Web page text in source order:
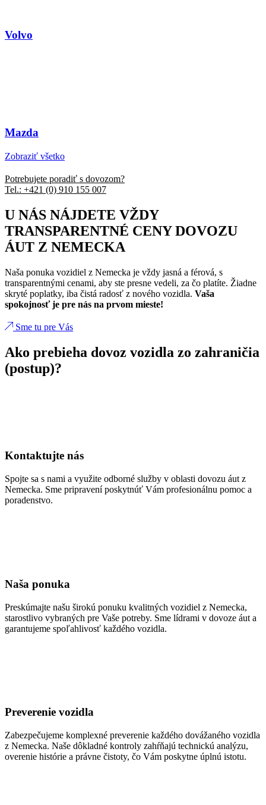
Volvo
Mazda
Zobraziť všetko
Potrebujete poradiť s dovozom?
Tel.: +421 (0) 910 155 007
U NÁS NÁJDETE VŽDY
TRANSPARENTNÉ CENY DOVOZU
ÁUT Z NEMECKA
Naša ponuka vozidiel z Nemecka je vždy jasná a férová, s
transparentnými cenami, aby ste presne vedeli, za čo platíte. Žiadne
skryté poplatky, iba čistá radosť z nového vozidla. Vaša
spokojnosť je pre nás na prvom mieste!
Sme tu pre Vás
Ako prebieha dovoz vozidla zo zahraničia
(postup)?
Kontaktujte nás
Spojte sa s nami a využite odborné služby v oblasti dovozu áut z
Nemecka. Sme pripravení poskytnúť Vám profesionálnu pomoc a
poradenstvo.
Naša ponuka
Preskúmajte našu širokú ponuku kvalitných vozidiel z Nemecka,
starostlivo vybraných pre Vaše potreby. Sme lídrami v dovoze áut a
garantujeme spoľahlivosť každého vozidla.
Preverenie vozidla
Zabezpečujeme komplexné preverenie každého dovážaného vozidla
z Nemecka. Naše dôkladné kontroly zahŕňajú technickú analýzu,
overenie histórie a právne čistoty, čo Vám poskytne úplnú istotu.